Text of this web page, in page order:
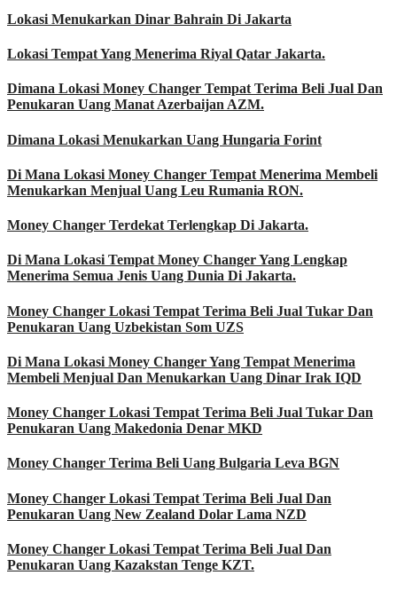
Lokasi Menukarkan Dinar Bahrain Di Jakarta
Lokasi Tempat Yang Menerima Riyal Qatar Jakarta.
Dimana Lokasi Money Changer Tempat Terima Beli Jual Dan
Penukaran Uang Manat Azerbaijan AZM.
Dimana Lokasi Menukarkan Uang Hungaria Forint
Di Mana Lokasi Money Changer Tempat Menerima Membeli
Menukarkan Menjual Uang Leu Rumania RON.
Money Changer Terdekat Terlengkap Di Jakarta.
Di Mana Lokasi Tempat Money Changer Yang Lengkap
Menerima Semua Jenis Uang Dunia Di Jakarta.
Money Changer Lokasi Tempat Terima Beli Jual Tukar Dan
Penukaran Uang Uzbekistan Som UZS
Di Mana Lokasi Money Changer Yang Tempat Menerima
Membeli Menjual Dan Menukarkan Uang Dinar Irak IQD
Money Changer Lokasi Tempat Terima Beli Jual Tukar Dan
Penukaran Uang Makedonia Denar MKD
Money Changer Terima Beli Uang Bulgaria Leva BGN
Money Changer Lokasi Tempat Terima Beli Jual Dan
Penukaran Uang New Zealand Dolar Lama NZD
Money Changer Lokasi Tempat Terima Beli Jual Dan
Penukaran Uang Kazakstan Tenge KZT.